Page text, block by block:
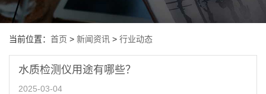
当前位置： 首页 > 新闻资讯 > 行业动态
水质检测仪用途有哪些？
2025-03-04